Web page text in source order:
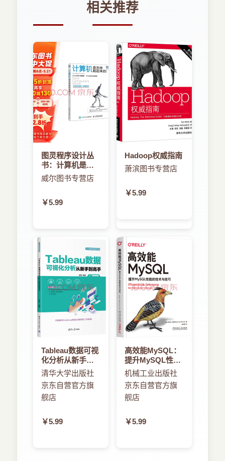
相关推荐
图灵程序设计丛
书：计算机是怎
样跑起来的
威尔图书专营店
￥5.99
Hadoop权威指南
萧滨图书专营店
￥5.99
Tableau数据可视
化分析从新手到
高手
清华大学出版社
京东自营官方旗
舰店
￥5.99
高效能MySQL：
提升MySQL性能
的技术与技巧
机械工业出版社
京东自营官方旗
舰店
￥5.99